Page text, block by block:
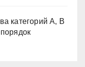
категорий A, B